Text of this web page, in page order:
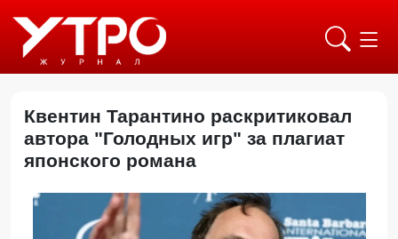
Квентин Тарантино раскритиковал
автора "Голодных игр" за плагиат
японского романа